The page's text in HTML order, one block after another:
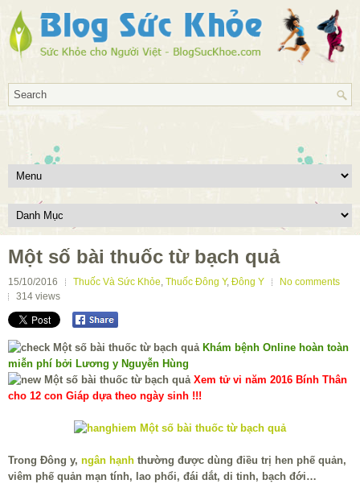
Một số bài thuốc từ bạch quả
15/10/2016 Thuốc Và Sức Khỏe, Thuốc Đông Y, Đông Y
No comments
314 views
Khám bệnh Online hoàn toàn
miễn phí bởi Lương y Nguyễn Hùng
Xem tử vi năm 2016 Bính Thân
cho 12 con Giáp dựa theo ngày sinh !!!
Trong Đông y, ngân hạnh thường được dùng điều trị hen phế quản,
viêm phế quản mạn tính, lao phổi, đái dắt, di tinh, bạch đới…